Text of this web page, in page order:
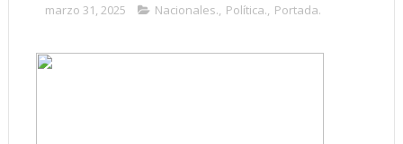
marzo 31, 2025 Nacionales., Política., Portada.